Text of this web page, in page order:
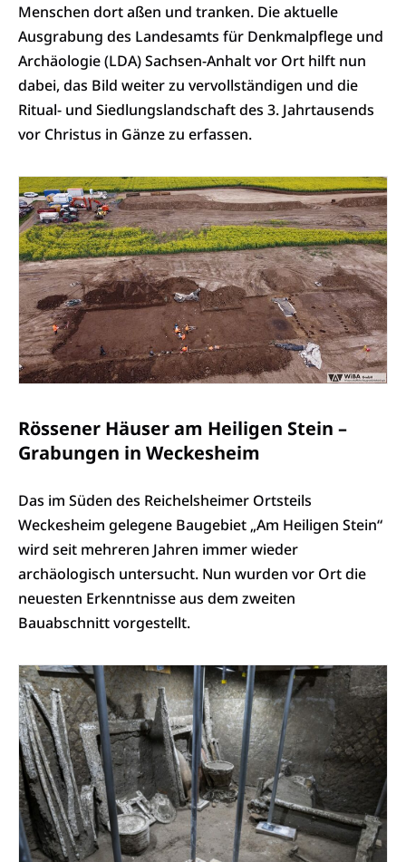
Menschen dort aßen und tranken. Die aktuelle
Ausgrabung des Landesamts für Denkmalpflege und
Archäologie (LDA) Sachsen-Anhalt vor Ort hilft nun
dabei, das Bild weiter zu vervollständigen und die
Ritual- und Siedlungslandschaft des 3. Jahrtausends
vor Christus in Gänze zu erfassen.
Rössener Häuser am Heiligen Stein –
Grabungen in Weckesheim
Das im Süden des Reichelsheimer Ortsteils
Weckesheim gelegene Baugebiet „Am Heiligen Stein“
wird seit mehreren Jahren immer wieder
archäologisch untersucht. Nun wurden vor Ort die
neuesten Erkenntnisse aus dem zweiten
Bauabschnitt vorgestellt.